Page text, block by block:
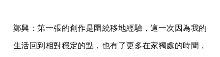
鄭興：第一張的創作是圍繞移地經驗，這一次因為我的
生活回到相對穩定的點，也有了更多在家獨處的時間，